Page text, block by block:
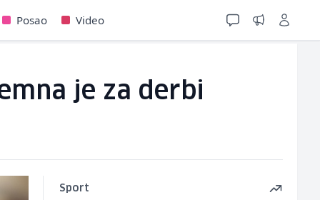
Posao Video
je za derbi
Sport